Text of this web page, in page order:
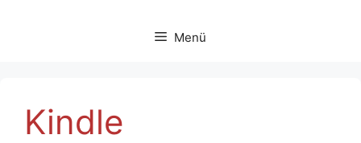
Menü
Kindle